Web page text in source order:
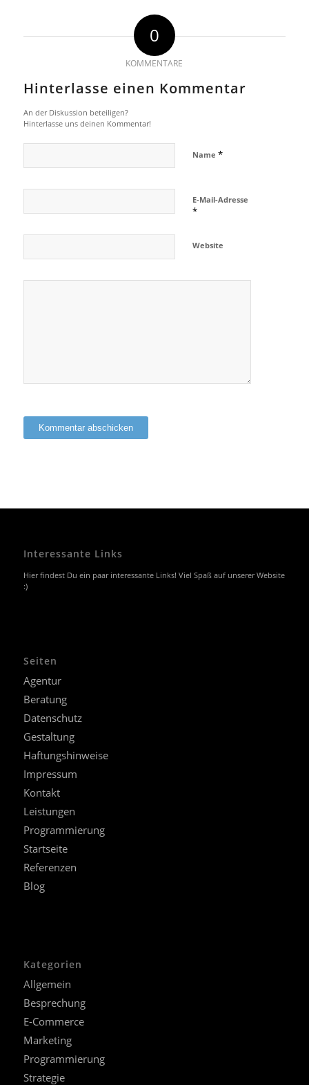
0
KOMMENTARE
Hinterlasse einen Kommentar
An der Diskussion beteiligen?
Hinterlasse uns deinen Kommentar!
Name *
E-Mail-Adresse
*
Website
Interessante Links
Hier findest Du ein paar interessante Links! Viel Spaß auf unserer Website
:)
Seiten
Agentur
Beratung
Datenschutz
Gestaltung
Haftungshinweise
Impressum
Kontakt
Leistungen
Programmierung
Startseite
Referenzen
Blog
Kategorien
Allgemein
Besprechung
E-Commerce
Marketing
Programmierung
Strategie